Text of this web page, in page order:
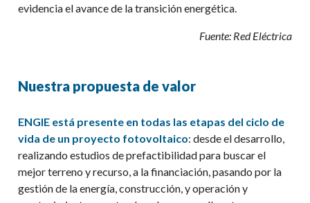
evidencia el avance de la transición energética.
Fuente: Red Eléctrica
Nuestra propuesta de valor
ENGIE está presente en todas las etapas del ciclo de
vida de un proyecto fotovoltaico: desdeel desarrollo,
realizando estudios de prefactibilidad para buscar el
mejor terreno y recurso,a la financiación, pasando por la
gestión de la energía, construcción, y operación y